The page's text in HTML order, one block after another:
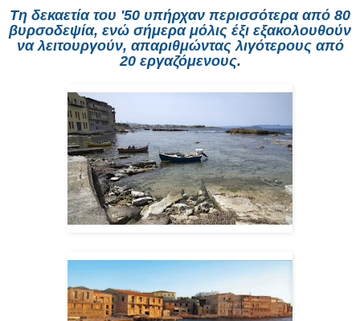
Τη δεκαετία του '50 υπήρχαν περισσότερα από 80
βυρσοδεψία, ενώ σήμερα μόλις έξι εξακολουθούν
να λειτουργούν, απαριθμώντας λιγότερους από
20 εργαζόμενους.